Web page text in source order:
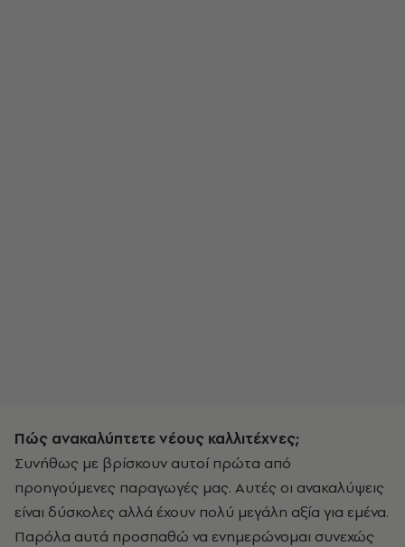
Πώς ανακαλύπτετε νέους καλλιτέχνες;
Συνήθως με βρίσκουν αυτοί πρώτα από
προηγούμενες παραγωγές μας. Αυτές οι ανακαλύψεις
είναι δύσκολες αλλά έχουν πολύ μεγάλη αξία για εμένα.
Παρόλα αυτά προσπαθώ να ενημερώνομαι συνεχώς